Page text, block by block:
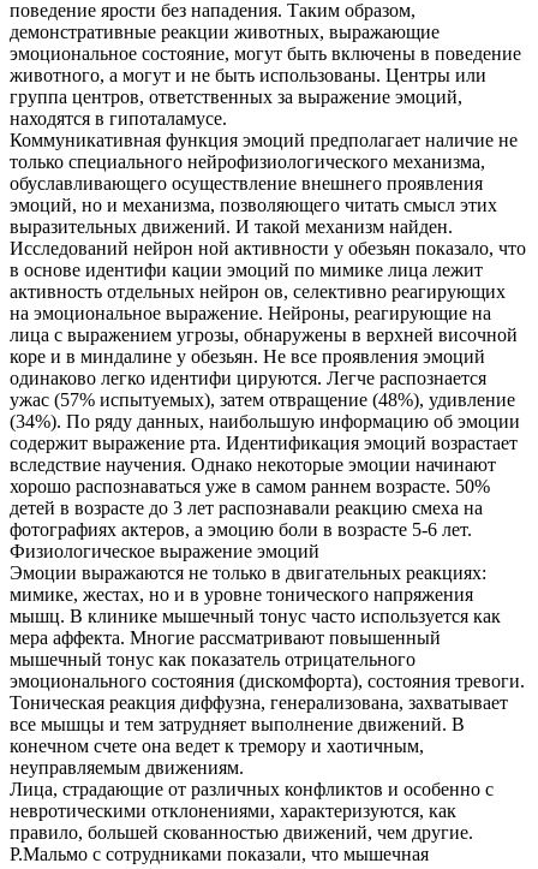
поведение ярости без нападения. Таким образом,
демонстративные реакции животных, выражающие
эмоциональное состояние, могут быть включены в поведение
животного, а могут и не быть использованы. Центры или
группа центров, ответственных за выражение эмоций,
находятся в гипоталамусе.
Коммуникативная функция эмоций предполагает наличие не
только специального нейрофизиологического механизма,
обуславливающего осуществление внешнего проявления
эмоций, но и механизма, позволяющего читать смысл этих
выразительных движений. И такой механизм найден.
Исследований нейрон ной активности у обезьян показало, что
в основе идентифи кации эмоций по мимике лица лежит
активность отдельных нейрон ов, селективно реагирующих
на эмоциональное выражение. Нейроны, реагирующие на
лица с выражением угрозы, обнаружены в верхней височной
коре и в миндалине у обезьян. Не все проявления эмоций
одинаково легко идентифи цируются. Легче распознается
ужас (57% испытуемых), затем отвращение (48%), удивление
(34%). По ряду данных, наибольшую информацию об эмоции
содержит выражение рта. Идентификация эмоций возрастает
вследствие научения. Однако некоторые эмоции начинают
хорошо распознаваться уже в самом раннем возрасте. 50%
детей в возрасте до 3 лет распознавали реакцию смеха на
фотографиях актеров, а эмоцию боли в возрасте 5-6 лет.
Физиологическое выражение эмоций
Эмоции выражаются не только в двигательных реакциях:
мимике, жестах, но и в уровне тонического напряжения
мышц. В клинике мышечный тонус часто используется как
мера аффекта. Многие рассматривают повышенный
мышечный тонус как показатель отрицательного
эмоционального состояния (дискомфорта), состояния тревоги.
Тоническая реакция диффузна, генерализована, захватывает
все мышцы и тем затрудняет выполнение движений. В
конечном счете она ведет к тремору и хаотичным,
неуправляемым движениям.
Лица, страдающие от различных конфликтов и особенно с
невротическими отклонениями, характеризуются, как
правило, большей скованностью движений, чем другие.
Р.Мальмо с сотрудниками показали, что мышечная